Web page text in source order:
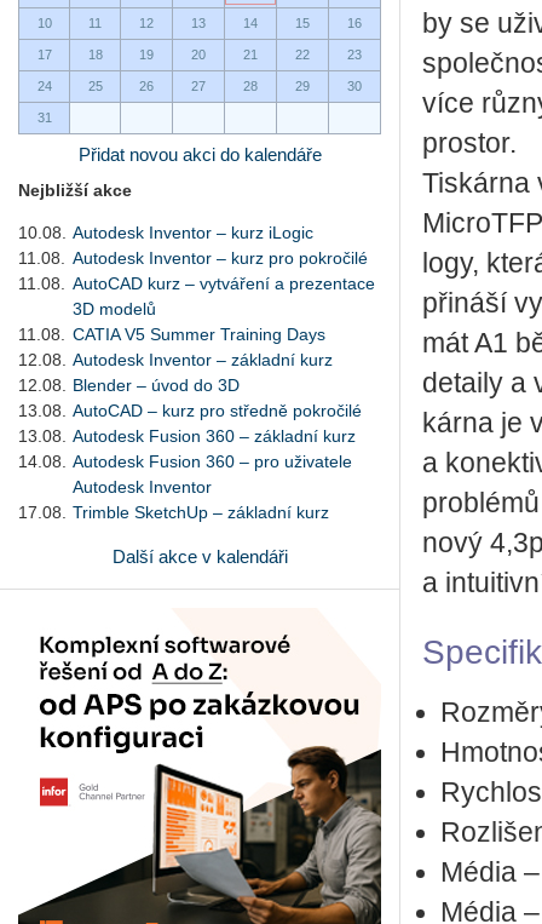
10 11 12 13 14 15 16
17 18 19 20 21 22 23
24 25 26 27 28 29 30
31
Přidat novou akci do kalendáře
Nejbližší akce
10.08.
Autodesk Inventor – kurz iLogic
11.08.
Autodesk Inventor – kurz pro pokročilé
11.08.
AutoCAD kurz – vytváření a prezentace
3D modelů
11.08.
CATIA V5 Summer Training Days
12.08.
Autodesk Inventor – základní kurz
12.08.
Blender – úvod do 3D
13.08.
AutoCAD – kurz pro středně pokročilé
13.08.
Autodesk Fusion 360 – základní kurz
14.08.
Autodesk Fusion 360 – pro uživatele
Autodesk Inventor
17.08.
Trimble SketchUp – základní kurz
Další akce v kalendáři
by se
více
pro­stor.
Tis­kár­na
lo­gy,
při­ná­ší
mát A1
de­tai­ly a
kár­na je
a
nový
a
Média
Média